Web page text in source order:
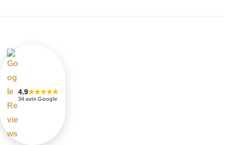
4.9★★★★★
34 avis Google